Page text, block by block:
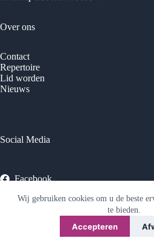
Wij gebruiken cookies om u de beste
te bieden.
Accepteren
Over ons
Contact
Repertoire
Lid worden
Nieuws
Social Media
Facebook
© 2026 Vrouwenkoor Phoenix -
Media
Privacyverklaring